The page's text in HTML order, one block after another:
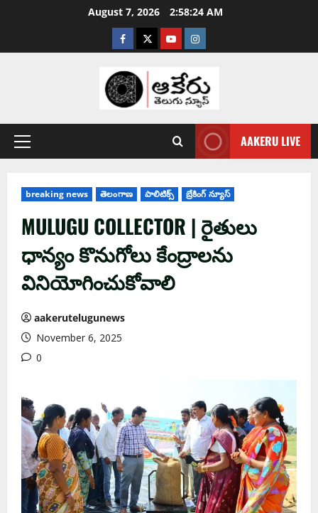
August 7, 2026 2:58:25 AM
AAKERU LIVE
breaking news తెలంగాణ పాలిటిక్స్ బ్రేకింగ్ న్యూస్
MULUGU COLLECTOR | రైతులు
ధాన్యం కొనుగోలు కేంద్రాలను
వినియోగించుకోవాలి
aakerutelugunews
November 6, 2025
0